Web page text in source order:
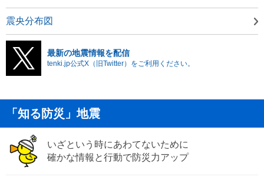
震央分布図
最新の地震情報を配信
tenki.jp公式X（旧Twitter）をご利用ください。
「知る防災」地震
いざという時にあわてないために
確かな情報と行動で防災力アップ